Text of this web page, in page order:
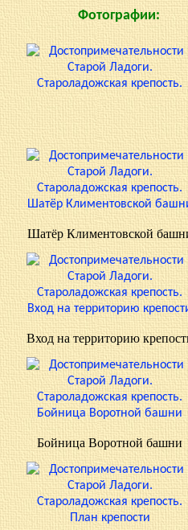
Фотографии:
Шатёр Климентовской
Вход на территорию
Бойница Воротной башни